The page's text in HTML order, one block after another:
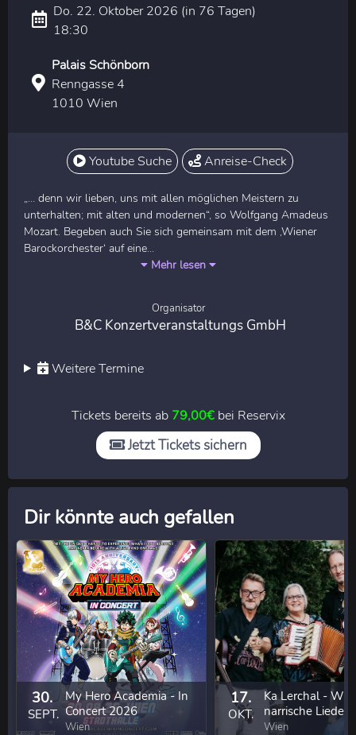
Do. 22. Oktober 2026 (in 76 Tagen)
18:30
Palais Schönborn
Renngasse 4
1010 Wien
Youtube Suche Anreise-Check
„… denn wir lieben, uns mit allen möglichen Meistern zu
unterhalten; mit alten und modernen“, so Wolfgang Amadeus
Mozart. Begeben auch Sie sich gemeinsam mit dem ‚Wiener
Barockorchester‘ auf eine...
Mehr lesen
Organisator
B&C Konzertveranstaltungs GmbH
Weitere Termine
Tickets bereits ab 79,00€bei Reservix
Jetzt Tickets sichern
Dir könnte auch gefallen
30.
SEPT.
My Hero Academia - In
Concert 2026
Wien
17.
OKT.
Ka Lerchal -
narrische Lieder
eigenem Anbau
Wien